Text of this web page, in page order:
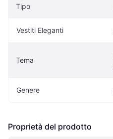
Tipo
Vestiti Eleganti
Tema
Genere
Proprietà del prodotto